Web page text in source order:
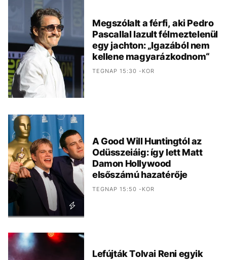
Megszólalt a férfi, aki Pedro
Pascallal lazult félmeztelenül
egy jachton: „Igazából nem
kellene magyarázkodnom“
TEGNAP 15:30 -KOR
A Good Will Huntingtól az
Odüsszeiáig: így lett Matt
Damon Hollywood
elsőszámú hazatérője
TEGNAP 15:50 -KOR
Lefújták Tolvai Reni egyik